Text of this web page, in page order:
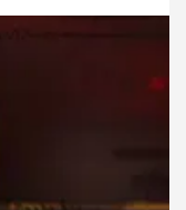
işaret edip "Midilli